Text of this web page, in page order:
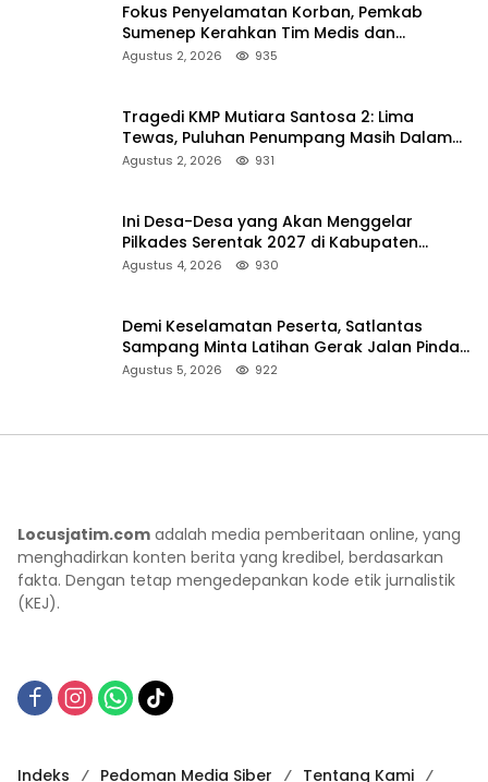
Fokus Penyelamatan Korban, Pemkab
Sumenep Kerahkan Tim Medis dan
Ambulans ke Pelabuhan Kalianget
Agustus 2, 2026 935
Tragedi KMP Mutiara Santosa 2: Lima
Tewas, Puluhan Penumpang Masih Dalam
Pencarian
Agustus 2, 2026 931
Ini Desa-Desa yang Akan Menggelar
Pilkades Serentak 2027 di Kabupaten
Sumenep
Agustus 4, 2026 930
Demi Keselamatan Peserta, Satlantas
Sampang Minta Latihan Gerak Jalan Pindah
ke Lokasi Aman
Agustus 5, 2026 922
Locusjatim.com adalah media pemberitaan online, yang
menghadirkan konten berita yang kredibel, berdasarkan
fakta. Dengan tetap mengedepankan kode etik jurnalistik
(KEJ).
Indeks Pedoman Media Siber Tentang Kami